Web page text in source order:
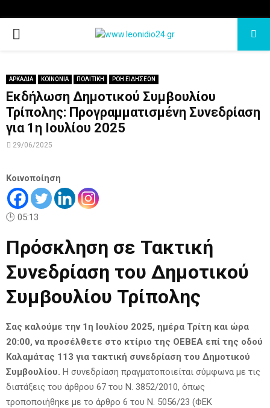
PRIMARY
ΑΡΚΑΔΙΑ ΚΟΙΝΩΝΙΑ ΠΟΛΙΤΙΚΗ ΡΟΗ ΕΙΔΗΣΕΩΝ
Εκδήλωση Δημοτικού Συμβουλίου
Τρίπολης: Προγραμματισμένη Συνεδρίαση
για 1η Ιουλίου 2025
29/06/2025
Κοινοποίηση
🕒 05:13
Πρόσκληση σε Τακτική
Συνεδρίαση του Δημοτικού
Συμβουλίου Τρίπολης
Σας καλούμε την 1η Ιουλίου 2025, ημέρα Τρίτη και ώρα
20:00, να προσέλθετε στο κτίριο της ΟΕΒΕΑ επί της οδού
Καλαμάτας 113 για τακτική συνεδρίαση του Δημοτικού
Συμβουλίου. Η συνεδρίαση πραγματοποιείται σύμφωνα με τις
διατάξεις του άρθρου 67 του Ν. 3852/2010, όπως
τροποποιήθηκε με το άρθρο 6 του Ν. 5056/23 (ΦΕΚ